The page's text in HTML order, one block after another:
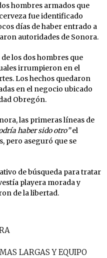
hombres armados que
fue identificado
días de haber entrado a
autoridades de Sonora.
los dos hombres que
irrumpieron en el
Los hechos quedaron
en el negocio ubicado
Obregón.
las primeras líneas de
haber sido otro”el
pero aseguró que se
de búsqueda para tratar
playera morada y
de la libertad.
LARGAS Y EQUIPO